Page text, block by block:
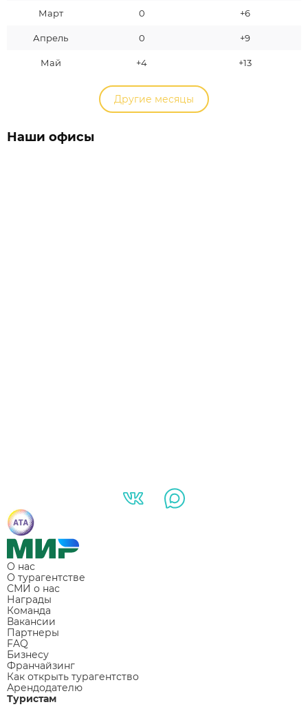
Март 0 +6
Апрель 0 +9
Май +4 +13
Другие месяцы
Наши офисы
О нас
О турагентстве
СМИ о нас
Награды
Команда
Вакансии
Партнеры
FAQ
Бизнесу
Франчайзинг
Как открыть турагентство
Арендодателю
Туристам